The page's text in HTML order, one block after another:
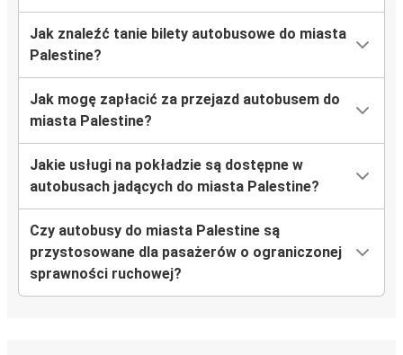
Jak znaleźć tanie bilety autobusowe do miasta
Palestine?
Jak mogę zapłacić za przejazd autobusem do
miasta Palestine?
Jakie usługi na pokładzie są dostępne w
autobusach jadących do miasta Palestine?
Czy autobusy do miasta Palestine są
przystosowane dla pasażerów o ograniczonej
sprawności ruchowej?